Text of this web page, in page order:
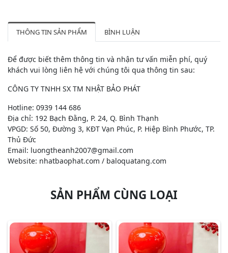
THÔNG TIN SẢN PHẨM BÌNH LUẬN
Để được biết thêm thông tin và nhận tư vấn miễn phí, quý
khách vui lòng liên hệ với chúng tôi qua thông tin sau:
CÔNG TY TNHH SX TM NHẬT BẢO PHÁT
Hotline: 0939 144 686
Địa chỉ: 192 Bạch Đằng, P. 24, Q. Bình Thạnh
VPGD: Số 50, Đường 3, KĐT Vạn Phúc, P. Hiệp Bình Phước, TP.
Thủ Đức
Email: luongtheanh2007@gmail.com
Website: nhatbaophat.com / baloquatang.com
SẢN PHẨM CÙNG LOẠI